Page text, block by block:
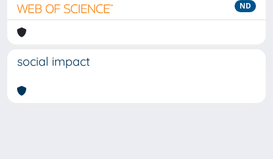
ND
social impact